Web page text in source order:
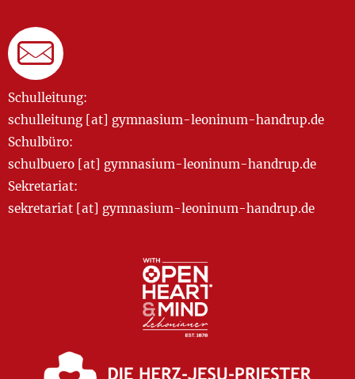
Schulleitung:
schulleitung [at] gymnasium-leoninum-handrup.de
Schulbüro:
schulbuero [at] gymnasium-leoninum-handrup.de
Sekretariat:
sekretariat [at] gymnasium-leoninum-handrup.de